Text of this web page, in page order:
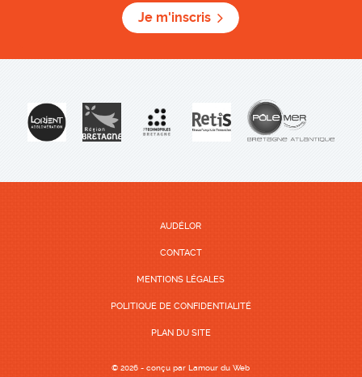
Je m'inscris
AUDÉLOR
CONTACT
MENTIONS LÉGALES
POLITIQUE DE CONFIDENTIALITÉ
PLAN DU SITE
© 2026 - conçu parLamour du Web